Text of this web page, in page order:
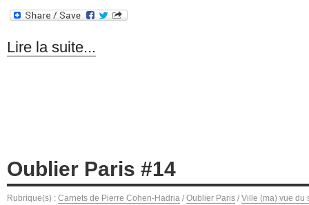
Lire la suite...
Oublier Paris #14
Rubrique(s) : Carnets de Pierre Cohen-Hadria / Oublier Paris / Ville (ma) vue du